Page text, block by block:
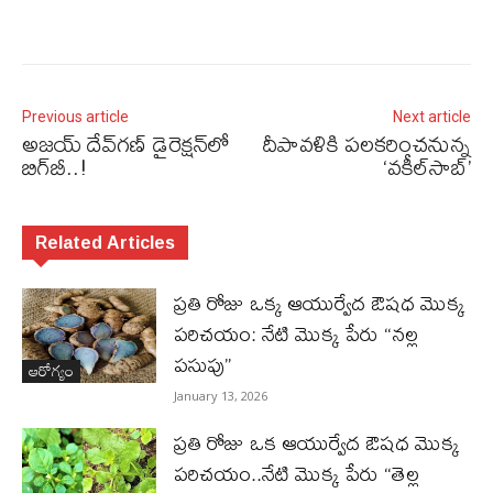
Previous article
అజయ్‌ దేవ్‌గణ్‌ డైరెక్షన్‌లో
బిగ్‌బీ..!
Next article
దీపావళికి పలకరించనున్న
‘వకీల్‌సాబ్’
Related Articles
ఆరోగ్యం
ప్రతి రోజు ఒక్క ఆయుర్వేద ఔషధ మొక్క
పరిచయం: నేటి మొక్క పేరు “నల్ల
పసుపు”
January 13, 2026
ప్రతి రోజు ఒక ఆయుర్వేద ఔషధ మొక్క
పరిచయం..నేటి మొక్క పేరు “తెల్ల